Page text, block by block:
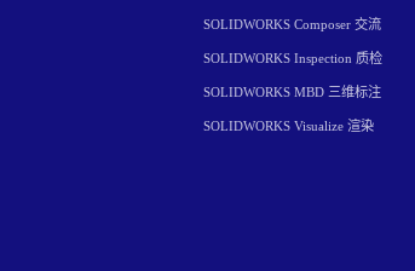
SOLIDWORKS Composer 交流
SOLIDWORKS Inspection 质检
SOLIDWORKS MBD 三维标注
SOLIDWORKS Visualize 渲染